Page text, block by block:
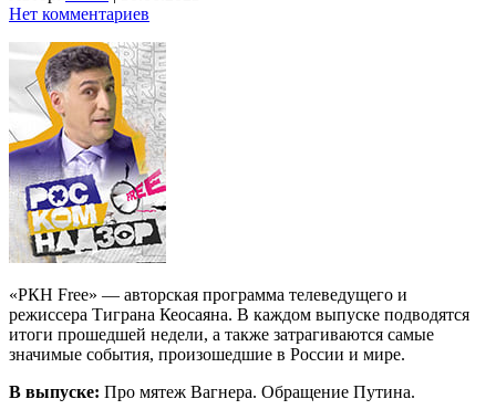
Нет комментариев
«РКН Free» — авторская программа телеведущего и
режиссера Тиграна Кеосаяна. В каждом выпуске подводятся
итоги прошедшей недели, а также затрагиваются самые
значимые события, произошедшие в России и мире.
В выпуске: Про мятеж Вагнера. Обращение Путина.